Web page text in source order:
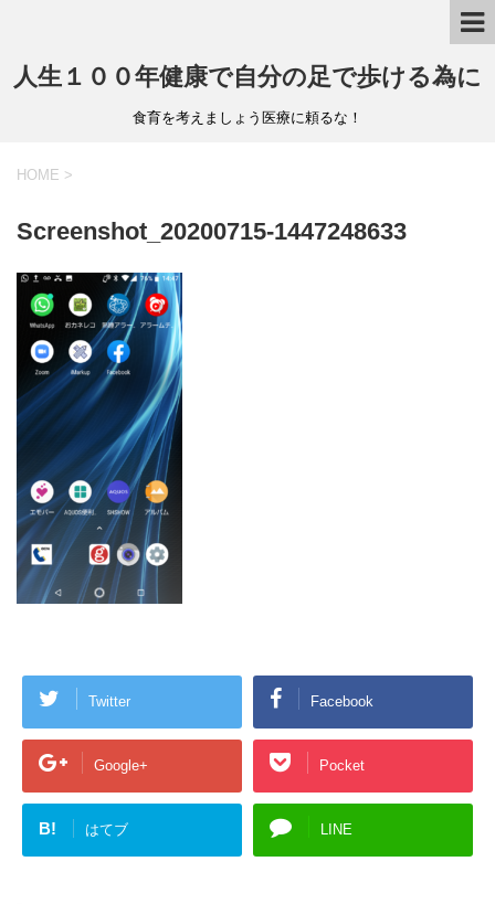
人生１００年健康で自分の足で歩ける為に
食育を考えましょう医療に頼るな！
HOME >
Screenshot_20200715-1447248633
Twitter Facebook
Google+ Pocket
B! はてブ LINE